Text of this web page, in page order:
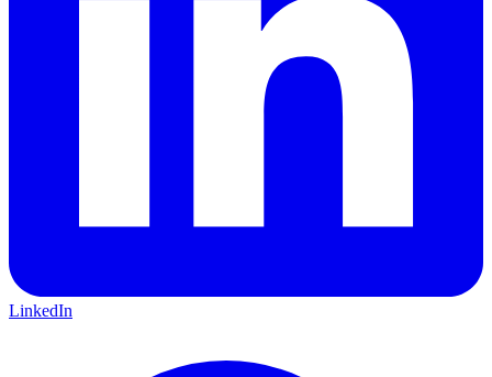
LinkedIn